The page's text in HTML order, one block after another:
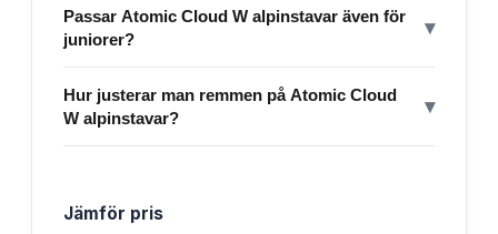
Passar Atomic Cloud W alpinstavar även för
juniorer?
▾
Hur justerar man remmen på Atomic Cloud
W alpinstavar?
▾
Jämför pris